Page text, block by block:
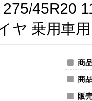
45R20
ヤ 乗用車
商
商
販